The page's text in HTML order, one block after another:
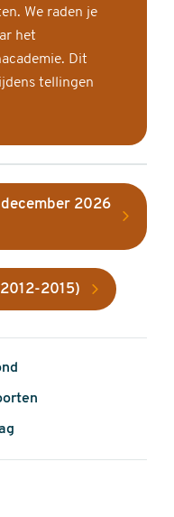
We raden je
het
Dit
tellingen
2026
2015)